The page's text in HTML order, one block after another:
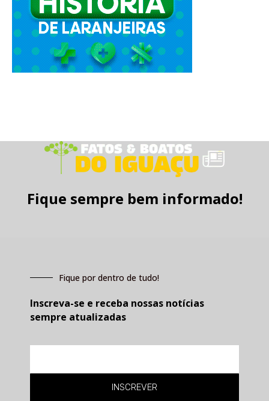
Fique sempre bem informado!
Fique por dentro de tudo!
Inscreva-se e receba nossas notícias
sempre atualizadas
INSCREVER